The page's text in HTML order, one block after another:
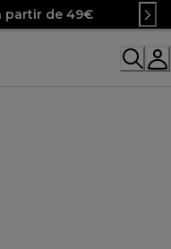
partir de 49€